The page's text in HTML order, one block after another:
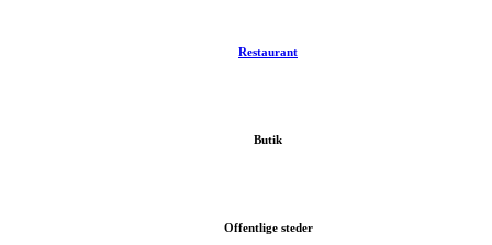
Restaurant
Butik
Offentlige steder